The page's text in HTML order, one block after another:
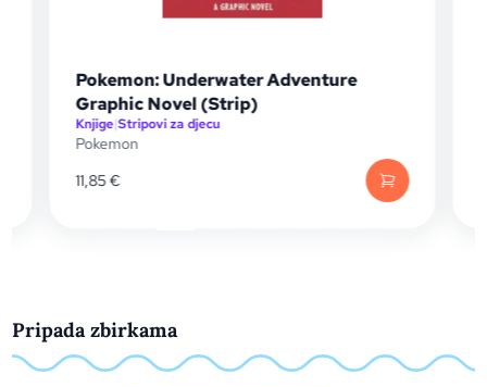
Pokemon: Underwater Adventure
Graphic Novel (Strip)
Knjige|Stripovi za djecu
Pokemon
11,85€
Pripada zbirkama